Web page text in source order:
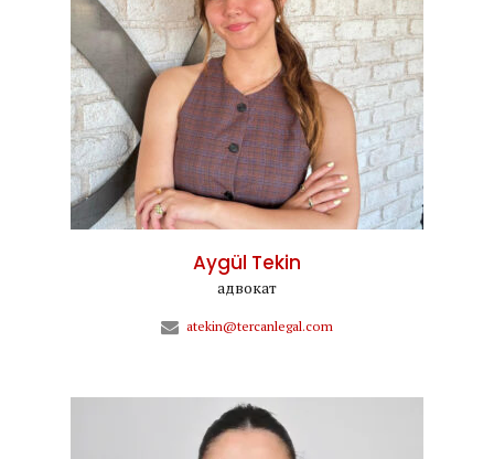
Aygül Tekin
адвокат
atekin@tercanlegal.com